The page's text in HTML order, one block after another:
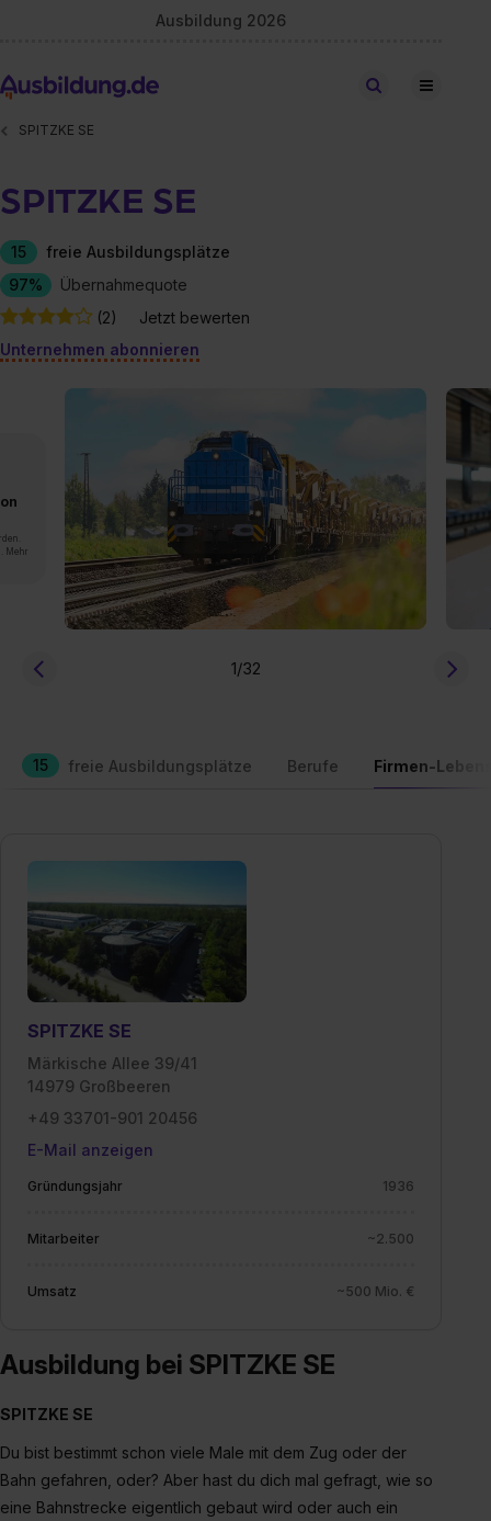
Ausbildung 2026
Stellen finden
SPITZKE SE
SPITZKE SE
15
freie Ausbildungsplätze
97%
Übernahmequote
(2)
Jetzt bewerten
Unternehmen abonnieren
Mehr
1/32
15 freie Ausbildungsplätze Berufe Firmen-
SPITZKE SE
Märkische Allee 39/41
14979 Großbeeren
+49 33701-901 20456
E-Mail anzeigen
Gründungsjahr 1936
Mitarbeiter ~2.500
Umsatz ~500 Mio. €
Ausbildung bei SPITZKE SE
SPITZKE SE
Du bist bestimmt schon viele Male mit dem Zug oder der
Bahn gefahren, oder? Aber hast du dich mal gefragt, wie so
eine Bahnstrecke eigentlich gebaut wird oder auch ein